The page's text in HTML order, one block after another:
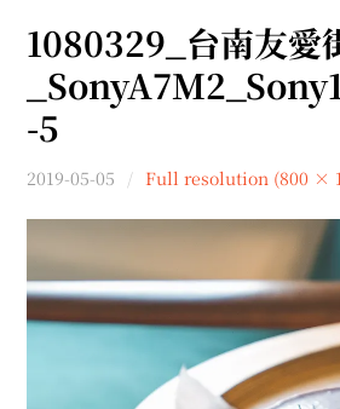
首頁
關於EyeGtw
日本旅遊
國內旅遊
1080329_台南友愛
-5
2019-05-05 Full resolution (800 ×